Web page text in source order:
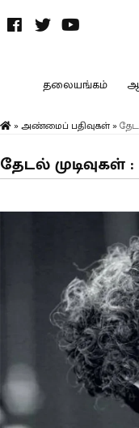
தலையங்கம்
» அண்மைப் பதிவுகள்»
தேடல் முடிவுகள்